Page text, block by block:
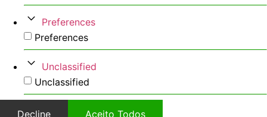
Preferences
Preferences
Unclassified
Unclassified
Decline Aceito Todos